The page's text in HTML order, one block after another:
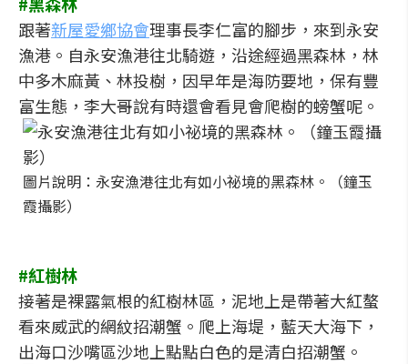
跟著新屋愛鄉協會理事長李仁富的腳步，來到永安
漁港。自永安漁港往北騎遊，沿途經過黑森林，林
中多木麻黃、林投樹，因早年是海防要地，保有豐
富生態，李大哥說有時還會看見會爬樹的螃蟹呢。
圖片說明：永安漁港往北有如小祕境的黑森林。（鐘玉
霞攝影）
#紅樹林
接著是裸露氣根的紅樹林區，泥地上是帶著大紅螯
看來威武的網紋招潮蟹。爬上海堤，藍天大海下，
出海口沙嘴區沙地上點點白色的是清白招潮蟹。